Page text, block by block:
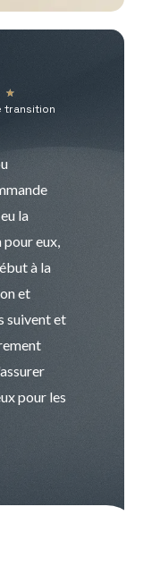
★
transition
la
pour eux,
à la
et
suivent et
pour les